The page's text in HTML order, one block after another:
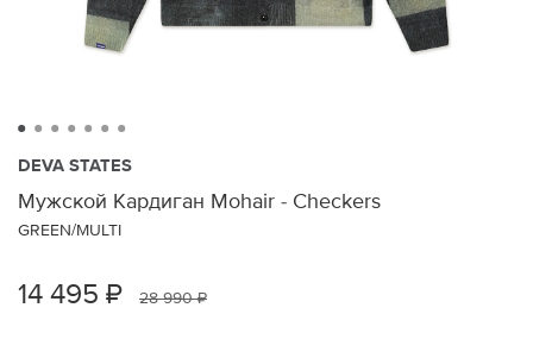
DEVA STATES
Мужской Кардиган Mohair - Checkers
GREEN/MULTI
14 495 ₽ 28 990 ₽